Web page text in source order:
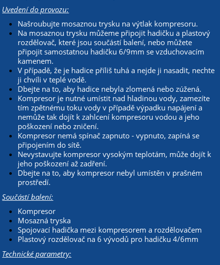
Uvedení do provozu:
Našroubujte mosaznou trysku na výtlak kompresoru.
Na mosaznou trysku můžeme připojit hadičku a plastový
rozdělovač, které jsou součástí balení, nebo můžete
připojit samostatnou hadičku 6/9mm se vzduchovacím
kamenem.
V případě, že je hadice příliš tuhá a nejde ji nasadit, nechte
ji chvíli v teplé vodě.
Dbejte na to, aby hadice nebyla zlomená nebo zúžená.
Kompresor je nutné umístit nad hladinou vody, zamezíte
tím zpětnému toku vody v případě výpadku napájení a
nemůže tak dojít k zahlcení kompresoru vodou a jeho
poškození nebo zničení.
Kompresor nemá spínač zapnuto - vypnuto, zapíná se
připojením do sítě.
Nevystavujte kompresor vysokým teplotám, může dojít k
jeho poškození až zadření.
Dbejte na to, aby kompresor nebyl umístěn v prašném
prostředí.
Součástí balení:
Kompresor
Mosazná tryska
Spojovací hadička mezi kompresorem a rozdělovačem
Plastový rozdělovač na 6 vývodů pro hadičku 4/6mm
Technické parametry: